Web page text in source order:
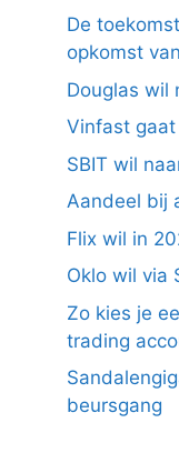
De
opkomst
Douglas wil
Vinfast
SBIT wil
Aandeel bij
Flix wil in
Oklo wil via
Zo kies je
trading
beursgang